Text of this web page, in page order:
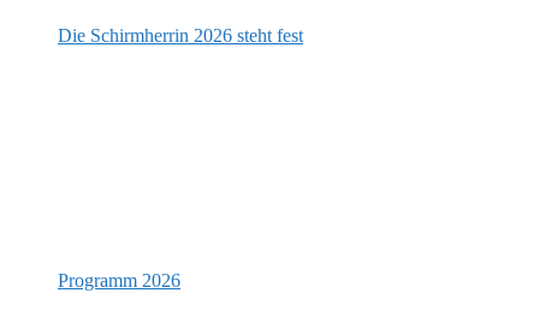
Die Schirmherrin 2026 steht fest
Programm 2026